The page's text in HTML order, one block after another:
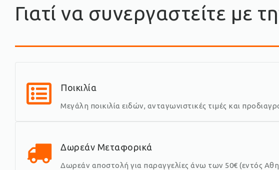
Γιατί να συνεργαστείτε με
Ποικιλία
Μεγάλη ποικιλία ειδών, ανταγωνιστικές τιμές και
Δωρεάν Μεταφορικά
Δωρεάν αποστολή για παραγγελίες άνω των 50€ (εντός